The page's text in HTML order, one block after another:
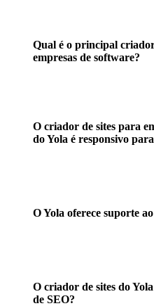
Qual é o principal
empresas de software?
O criador de sites para
do Yola é responsivo
O Yola oferece suporte
O criador de sites do
de SEO?